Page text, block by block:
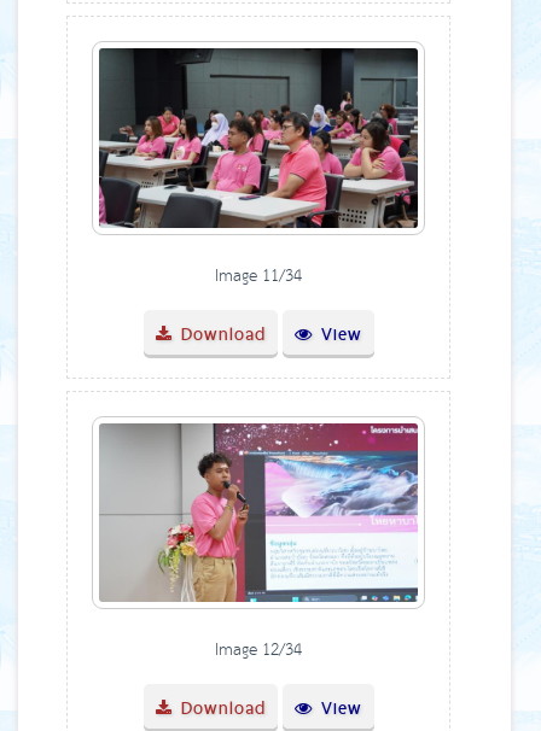
Image 11/34
Download View
Image 12/34
Download View